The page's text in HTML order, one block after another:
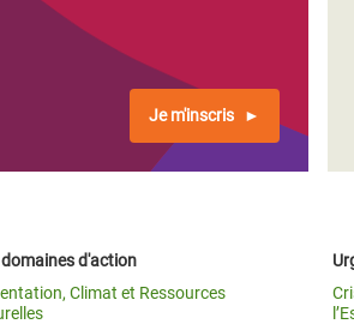
Je m'inscris
d'action
Climat et Ressources